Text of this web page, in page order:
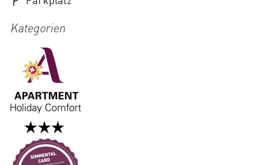
Kategorien